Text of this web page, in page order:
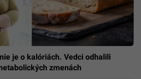
je o kalóriách. Vedci odhalili
zmenách